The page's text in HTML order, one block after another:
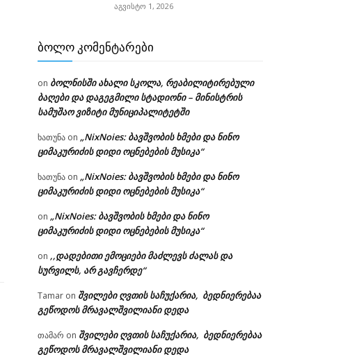
აგვისტო 1, 2026
ᲑᲝᲚᲝ ᲙᲝᲛᲔᲜᲢᲐᲠᲔᲑᲘ
on ბოლნისში ახალი სკოლა, რეაბილიტირებული
ბაღები და დაგეგმილი სტადიონი – მინისტრის
სამუშაო ვიზიტი მუნიციპალიტეტში
ხათუნა on „NixNoies: ბავშვობის ხმები და ნინო
ციმაკურიძის დიდი ოცნებების მუსიკა“
ხათუნა on „NixNoies: ბავშვობის ხმები და ნინო
ციმაკურიძის დიდი ოცნებების მუსიკა“
on „NixNoies: ბავშვობის ხმები და ნინო
ციმაკურიძის დიდი ოცნებების მუსიკა“
on ,,დადებითი ემოციები მაძლევს ძალას და
სურვილს, არ გავჩერდე“
Tamar on შვილები ღვთის საჩუქარია, ბედნიერებაა
გეწოდოს მრავალშვილიანი დედა
თამარ on შვილები ღვთის საჩუქარია, ბედნიერებაა
გეწოდოს მრავალშვილიანი დედა